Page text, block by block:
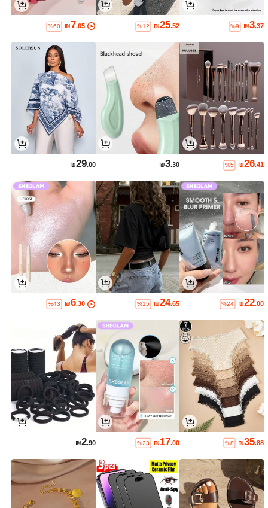
₪3.37
%9
₪25.52
%12
₪7.65
%60
₪26.41
%5
₪3.30
₪29.00
₪22.00
%24
₪24.65
%15
₪6.30
%43
₪35.88
%8
₪17.00
%23
₪2.90